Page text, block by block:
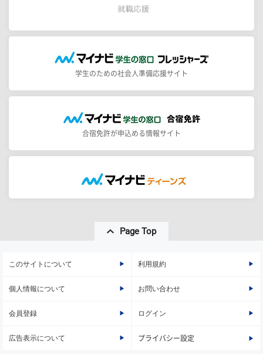
学生のための社会人準備応援サイト
合宿免許が申込める情報サイト
Page Top
このサイトについて 利用規約
個人情報について お問い合わせ
会員登録 ログイン
広告表示について プライバシー設定